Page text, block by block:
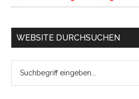
WEBSITE DURCHSUCHEN